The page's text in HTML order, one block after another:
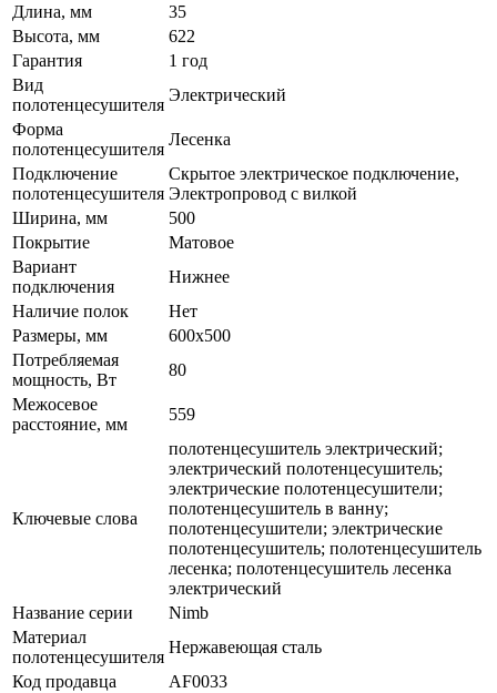
Длина, мм
35
Высота, мм
622
Гарантия
1 год
Вид
полотенцесушителя
Электрический
Форма
полотенцесушителя
Лесенка
Подключение
полотенцесушителя
Скрытое электрическое подключение,
Электропровод с вилкой
Ширина, мм
500
Покрытие
Матовое
Вариант
подключения
Нижнее
Наличие полок
Нет
Размеры, мм
600x500
Потребляемая
мощность, Вт
80
Межосевое
расстояние, мм
559
Ключевые слова
полотенцесушитель электрический;
электрический полотенцесушитель;
электрические полотенцесушители;
полотенцесушитель в ванну;
полотенцесушители; электрические
полотенцесушитель; полотенцесушитель
лесенка; полотенцесушитель лесенка
электрический
Название серии
Nimb
Материал
полотенцесушителя
Нержавеющая сталь
Код продавца
AF0033